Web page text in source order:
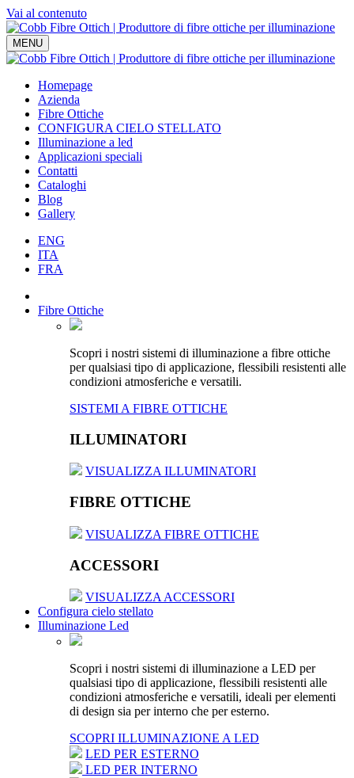
Vai al contenuto
Navigazione
principale
MENU
Homepage
Azienda
Fibre Ottiche
CONFIGURA CIELO STELLATO
Illuminazione a led
Applicazioni speciali
Contatti
Cataloghi
Blog
Gallery
ENG
ITA
FRA
Fibre Ottiche
Scopri i nostri sistemi di illuminazione a fibre ottiche
per qualsiasi tipo di applicazione, flessibili resistenti alle
condizioni atmosferiche e versatili.
SISTEMI A FIBRE OTTICHE
ILLUMINATORI
VISUALIZZA ILLUMINATORI
FIBRE OTTICHE
VISUALIZZA FIBRE OTTICHE
ACCESSORI
VISUALIZZA ACCESSORI
Configura cielo stellato
Illuminazione Led
Scopri i nostri sistemi di illuminazione a LED per
qualsiasi tipo di applicazione, flessibili resistenti alle
condizioni atmosferiche e versatili, ideali per elementi
di design sia per interno che per esterno.
SCOPRI ILLUMINAZIONE A LED
LED PER ESTERNO
LED PER INTERNO